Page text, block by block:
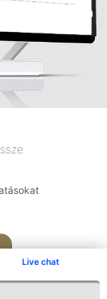
Live chat